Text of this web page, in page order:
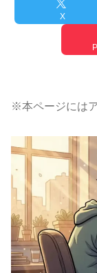
X
※本ページには